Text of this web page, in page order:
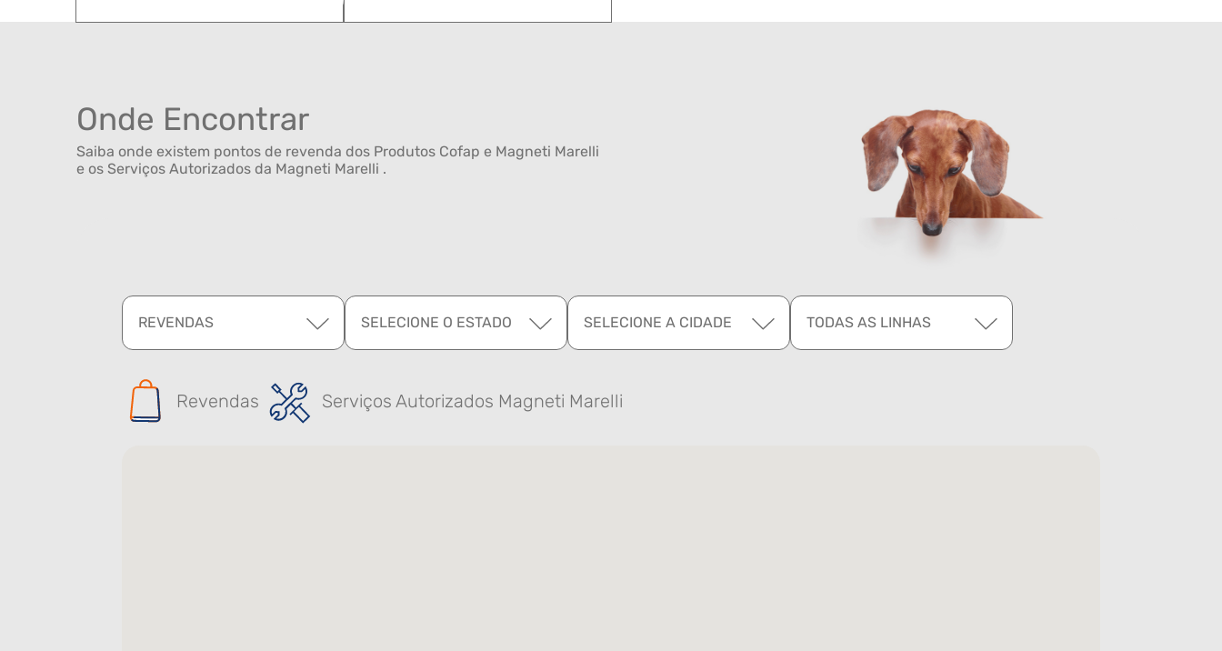
Onde Encontrar
Saiba onde existem pontos de revenda dos Produtos Cofap e Magneti Marelli
e os Serviços Autorizados da Magneti Marelli .
REVENDAS SELECIONE O ESTADO SELECIONE A CIDADE TODAS AS LINHAS
Revendas Serviços Autorizados Magneti Marelli